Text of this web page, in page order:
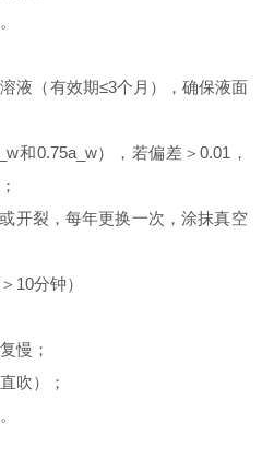
（有效期≤3个月），确保液面
0.75a_w），若偏差＞0.01，
裂，每年更换一次，涂抹真空
分钟）
慢；
吹）；